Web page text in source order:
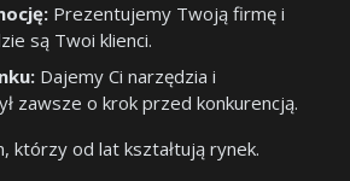
Prezentujemy Twoją firmę i
są Twoi klienci.
Dajemy Ci narzędzia i
zawsze o krok przed konkurencją.
którzy od lat kształtują rynek.